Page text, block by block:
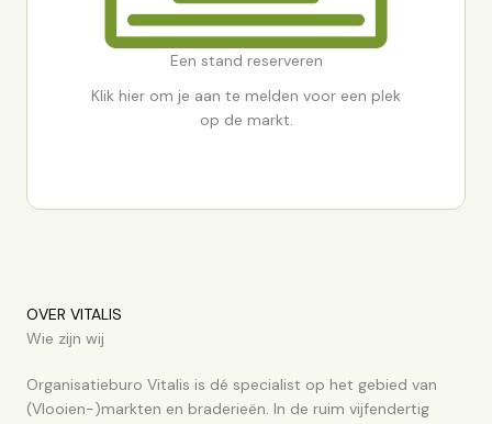
Een stand reserveren
Klik hier om je aan te melden voor een plek
op de markt.
OVER VITALIS
Wie zijn wij
Organisatieburo Vitalis is dé specialist op het gebied van
(Vlooien-)markten en braderieën. In de ruim vijfendertig